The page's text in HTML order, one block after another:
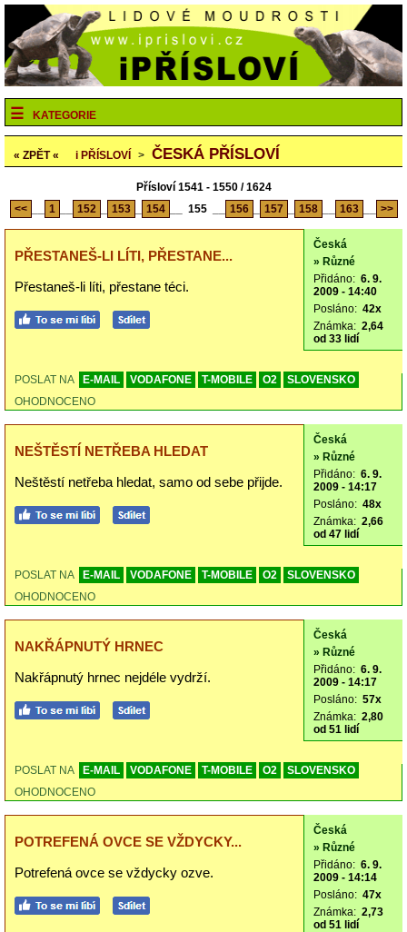
KATEGORIE
« ZPĚT « i PŘÍSLOVÍ > ČESKÁ PŘÍSLOVÍ
Přísloví 1541 - 1550 / 1624
<<
1 152 153 154 155 156 157 158 163 >>
PŘESTANEŠ-LI LÍTI, PŘESTANE...
Přestaneš-li líti, přestane téci.
Česká
» Různé
Přidáno: 6. 9.
2009 - 14:40
Posláno: 42x
Známka: 2,64
od 33 lidí
POSLAT NA E-MAIL VODAFONE T-MOBILE O2
SLOVENSKO
OHODNOCENO
NEŠTĚSTÍ NETŘEBA HLEDAT
Neštěstí netřeba hledat, samo od sebe přijde.
Česká
» Různé
Přidáno: 6. 9.
2009 - 14:17
Posláno: 48x
Známka: 2,66
od 47 lidí
POSLAT NA E-MAIL VODAFONE T-MOBILE O2
SLOVENSKO
OHODNOCENO
NAKŘÁPNUTÝ HRNEC
Nakřápnutý hrnec nejdéle vydrží.
Česká
» Různé
Přidáno: 6. 9.
2009 - 14:17
Posláno: 57x
Známka: 2,80
od 51 lidí
POSLAT NA E-MAIL VODAFONE T-MOBILE O2
SLOVENSKO
OHODNOCENO
POTREFENÁ OVCE SE VŽDYCKY...
Potrefená ovce se vždycky ozve.
Česká
» Různé
Přidáno: 6. 9.
2009 - 14:14
Posláno: 47x
Známka: 2,73
od 51 lidí